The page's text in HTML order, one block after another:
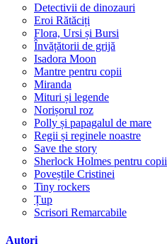
Detectivii de dinozauri
Eroi Rătăciți
Flora, Ursi și Bursi
Învățătorii de grijă
Isadora Moon
Mantre pentru copii
Miranda
Mituri și legende
Norișorul roz
Polly și papagalul de mare
Regii și reginele noastre
Save the story
Sherlock Holmes pentru copii
Poveștile Cristinei
Tiny rockers
Țup
Scrisori Remarcabile
Autori